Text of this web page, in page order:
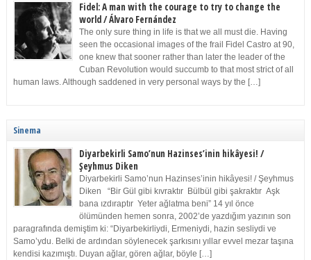
Fidel: A man with the courage to try to change the
world / Álvaro Fernández
The only sure thing in life is that we all must die. Having
seen the occasional images of the frail Fidel Castro at 90,
one knew that sooner rather than later the leader of the
Cuban Revolution would succumb to that most strict of all
human laws. Although saddened in very personal ways by the […]
Sinema
Diyarbekirli Samo’nun Hazinses’inin hikâyesi! /
Şeyhmus Diken
Diyarbekirli Samo’nun Hazinses’inin hikâyesi! / Şeyhmus
Diken “Bir Gül gibi kıvraktır Bülbül gibi şakraktır Aşk
bana ızdıraptır Yeter ağlatma beni” 14 yıl önce
ölümünden hemen sonra, 2002’de yazdığım yazının son
paragrafında demiştim ki: “Diyarbekirliydi, Ermeniydi, hazin sesliydi ve
Samo’ydu. Belki de ardından söylenecek şarkısını yıllar evvel mezar taşına
kendisi kazımıştı. Duyan ağlar, gören ağlar, böyle […]